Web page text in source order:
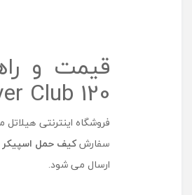
Club 120
فروشگاه اینترنتی
سفارشکیف حمل اسپیکر
ارسال می شود.